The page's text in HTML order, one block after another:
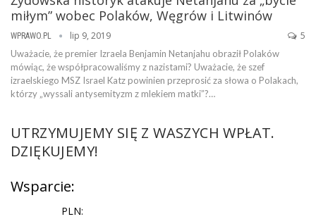
miłym” wobec Polaków, Węgrów i Litwinów
WPRAWO.PL lip 9, 2019 5
Uważacie, że premier Izraela Benjamin Netanjahu obraził Polaków
mówiąc, że współpracowaliśmy z nazistami? Uważacie, że szef
izraelskiego MSZ Israel Katz powinien przeprosić za słowa o Polakach,
którzy „wyssali antysemityzm z mlekiem matki”?…
UTRZYMUJEMY SIĘ Z WASZYCH WPŁAT.
DZIĘKUJEMY!
Wsparcie:
PLN: